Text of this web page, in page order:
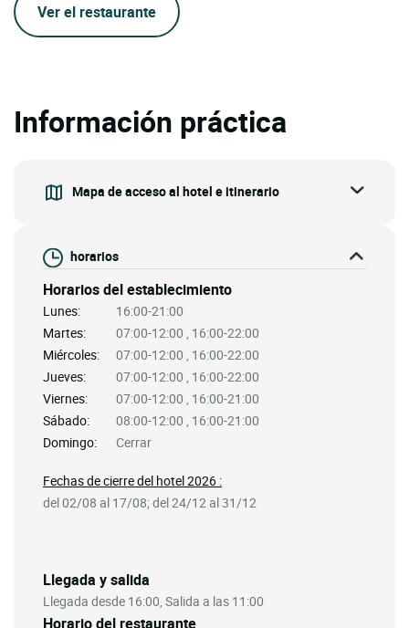
Ver el restaurante
Información práctica
Mapa de acceso al hotel e itinerario
horarios
Horarios del establecimiento
Lunes:
16:00-21:00
Martes:
07:00-12:00 , 16:00-22:00
Miércoles:
07:00-12:00 , 16:00-22:00
Jueves:
07:00-12:00 , 16:00-22:00
Viernes:
07:00-12:00 , 16:00-21:00
Sábado:
08:00-12:00 , 16:00-21:00
Domingo:
Cerrar
Llegada y salida
Llegada desde 16:00, Salida a las 11:00
Horario del restaurante
Fechas de cierre del hotel 2026 :
del 02/08 al 17/08; del 24/12 al 31/12